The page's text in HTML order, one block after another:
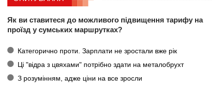
Як ви ставитеся до можливого підвищення тарифу на
проїзд у сумських маршрутках?
Категорично проти. Зарплати не зростали вже рік
Ці "відра з цвяхами" потрібно здати на металобрухт
З розумінням, адже ціни на все зросли